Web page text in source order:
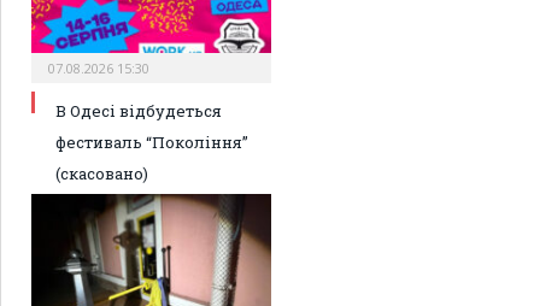
07.08.2026 15:30
В Одесі відбудеться
фестиваль “Покоління”
(скасовано)